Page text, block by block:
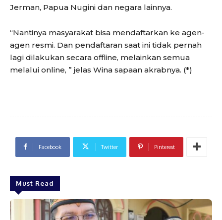
Jerman, Papua Nugini dan negara lainnya.
“Nantinya masyarakat bisa mendaftarkan ke agen-
agen resmi. Dan pendaftaran saat ini tidak pernah
lagi dilakukan secara offline, melainkan semua
melalui online, ” jelas Wina sapaan akrabnya. (*)
Facebook Twitter Pinterest
Must Read